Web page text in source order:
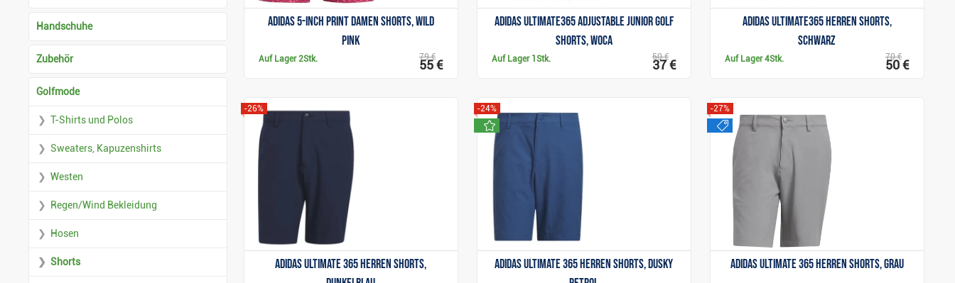
Adidas 5-Inch Print Damen Shorts, wild
pink
Auf Lager2Stk. 79 €
55 €
Adidas Ultimate365 Adjustable Junior Golf
Shorts, woca
Auf Lager 1Stk. 50 €
37 €
Adidas Ultimate365 Herren Shorts,
schwarz
Auf Lager4Stk. 70 €
50 €
Adidas Ultimate 365 Herren Shorts,
-26%
Anzeigen
Adidas Ultimate 365 Herren Shorts, dusky
-24%
Anzeigen
Adidas Ultimate 365 Herren Shorts, grau
-27%
sale
Anzeigen
Handschuhe
Zubehör
Golfmode
T-Shirts und Polos
Sweaters, Kapuzenshirts
Westen
Regen/Wind Bekleidung
Hosen
Shorts